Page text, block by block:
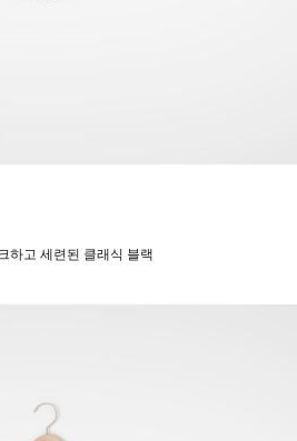
하고 세련된 클래식 블랙